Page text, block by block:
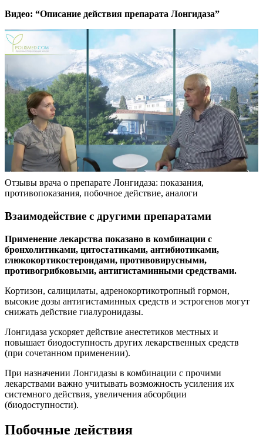
Видео: “Описание действия препарата Лонгидаза”
Отзывы врача о препарате Лонгидаза: показания,
противопоказания, побочное действие, аналоги
Взаимодействие с другими препаратами
Применение лекарства показано в комбинации с
бронхолитиками, цитостатиками, антибиотиками,
глюкокортикостероидами, противовирусными,
противогрибковыми, антигистаминными средствами.
Кортизон, салицилаты, адренокортикотропный гормон,
высокие дозы антигистаминных средств и эстрогенов могут
снижать действие гиалуронидазы.
Лонгидаза ускоряет действие анестетиков местных и
повышает биодоступность других лекарственных средств
(при сочетанном применении).
При назначении Лонгидазы в комбинации с прочими
лекарствами важно учитывать возможность усиления их
системного действия, увеличения абсорбции
(биодоступности).
Побочные действия